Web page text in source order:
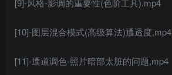
[10]-图层混合模式(高级算法)通透度,mp4
[11]-通道调色-照片暗部太脏的问题,mp4